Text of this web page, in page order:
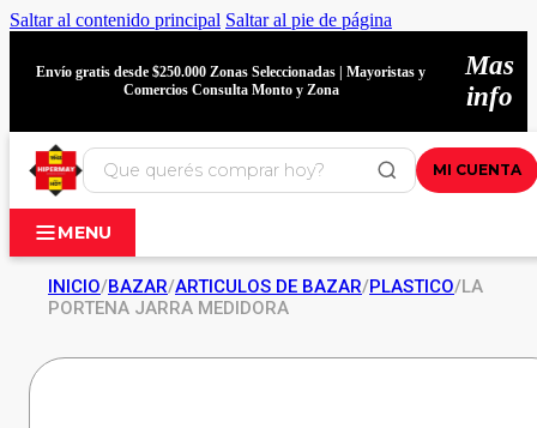
Saltar al contenido principal Saltar al pie de página
Envío gratis desde $250.000 Zonas Seleccionadas | Mayoristas y
Comercios Consulta Monto y Zona
Mas
info
MI CUENTA
MENU
INICIO/BAZAR/ARTICULOS DE BAZAR/PLASTICO/LA
PORTENA JARRA MEDIDORA